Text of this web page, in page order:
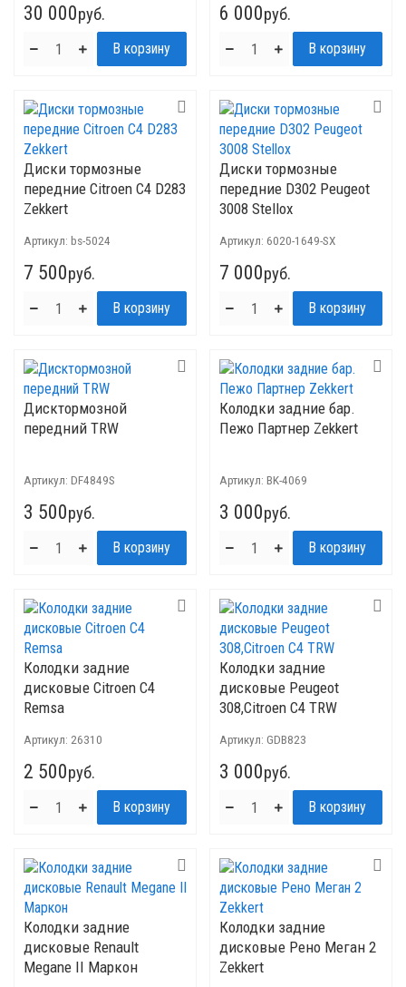
30 000руб. 6 000руб.
Диски тормозные
передние Citroen C4 D283
Zekkert
Артикул: bs-5024
7 500руб.
Диски тормозные
передние D302 Peugeot
3008 Stellox
Артикул: 6020-1649-SX
7 000руб.
Дисктормозной
передний TRW
Артикул: DF4849S
3 500руб.
Колодки задние бар.
Пежо Партнер Zekkert
Артикул: BK-4069
3 000руб.
Колодки задние
дисковые Citroen С4
Remsa
Артикул: 26310
2 500руб.
Колодки задние
дисковые Peugeot
308,Citroen С4 TRW
Артикул: GDB823
3 000руб.
Колодки задние
дисковые Renault
Megane II Маркон
Колодки задние
дисковые Рено Меган 2
Zekkert